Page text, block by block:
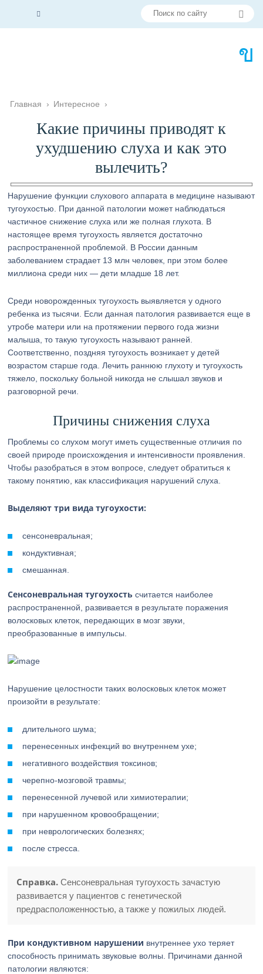
Главная › Интересное ›
Какие причины приводят к
ухудшению слуха и как это
вылечить?
Нарушение функции слухового аппарата в медицине называют
тугоухостью. При данной патологии может наблюдаться
частичное снижение слуха или же полная глухота. В
настоящее время тугоухость является достаточно
распространенной проблемой. В России данным
заболеванием страдает 13 млн человек, при этом более
миллиона среди них — дети младше 18 лет.
Среди новорожденных тугоухость выявляется у одного
ребенка из тысячи. Если данная патология развивается еще в
утробе матери или на протяжении первого года жизни
малыша, то такую тугоухость называют ранней.
Соответственно, поздняя тугоухость возникает у детей
возрастом старше года. Лечить раннюю глухоту и тугоухость
тяжело, поскольку больной никогда не слышал звуков и
разговорной речи.
Причины снижения слуха
Проблемы со слухом могут иметь существенные отличия по
своей природе происхождения и интенсивности проявления.
Чтобы разобраться в этом вопросе, следует обратиться к
такому понятию, как классификация нарушений слуха.
Выделяют три вида тугоухости:
сенсоневральная;
кондуктивная;
смешанная.
Сенсоневральная тугоухость считается наиболее
распространенной, развивается в результате поражения
волосковых клеток, передающих в мозг звуки,
преобразованные в импульсы.
Нарушение целостности таких волосковых клеток может
произойти в результате:
длительного шума;
перенесенных инфекций во внутреннем ухе;
негативного воздействия токсинов;
черепно-мозговой травмы;
перенесенной лучевой или химиотерапии;
при нарушенном кровообращении;
при неврологических болезнях;
после стресса.
Справка. Сенсоневральная тугоухость зачастую
развивается у пациентов с генетической
предрасположенностью, а также у пожилых людей.
При кондуктивном нарушении внутреннее ухо теряет
способность принимать звуковые волны. Причинами данной
патологии являются: